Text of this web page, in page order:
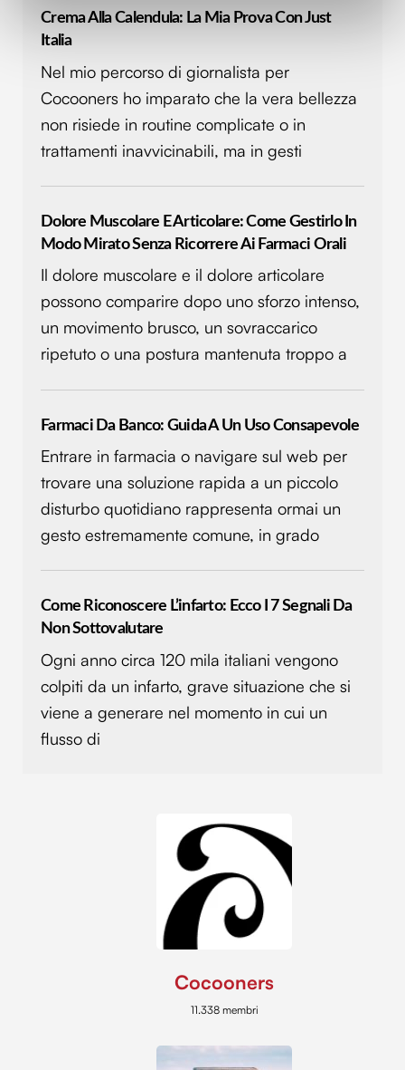
(impronte digitali).
e imposta le tue preferenze nellasezione dettagli
modificare o ritirare il tuo consenso in qualsiasi momento
dalla Dichiarazione sui cookie.
Utilizziamo i cookie per personalizzare contenuti ed
annunci, per fornire funzionalità dei social media e per
informazioni sul modo in cui utilizzi il nostro sito con i
nostri partner che si occupano di analisi dei dati web,
pubblicità e social media, i quali potrebbero combinarle
con altre informazioni che hai fornito loro o che hanno
raccolto dal tuo utilizzo dei loro servizi.
Crema Alla Calendula: La Mia Prova Con Just
Italia
Nel mio percorso di giornalista per
Cocooners ho imparato che la vera bellezza
non risiede in routine complicate o in
trattamenti inavvicinabili, ma in gesti
Dolore Muscolare E Articolare: Come Gestirlo In
Modo Mirato Senza Ricorrere Ai Farmaci Orali
Il dolore muscolare e il dolore articolare
possono comparire dopo uno sforzo intenso,
un movimento brusco, un sovraccarico
ripetuto o una postura mantenuta troppo a
Farmaci Da Banco: Guida A Un Uso Consapevole
Entrare in farmacia o navigare sul web per
trovare una soluzione rapida a un piccolo
disturbo quotidiano rappresenta ormai un
gesto estremamente comune, in grado
Come Riconoscere L’infarto: Ecco I 7 Segnali Da
Non Sottovalutare
Ogni anno circa 120 mila italiani vengono
colpiti da un infarto, grave situazione che si
viene a generare nel momento in cui un
flusso di
Cocooners
11.338 membri